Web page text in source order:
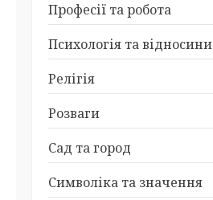
Професії та робота
Психологія та відносини
Релігія
Розваги
Сад та город
Символіка та значення